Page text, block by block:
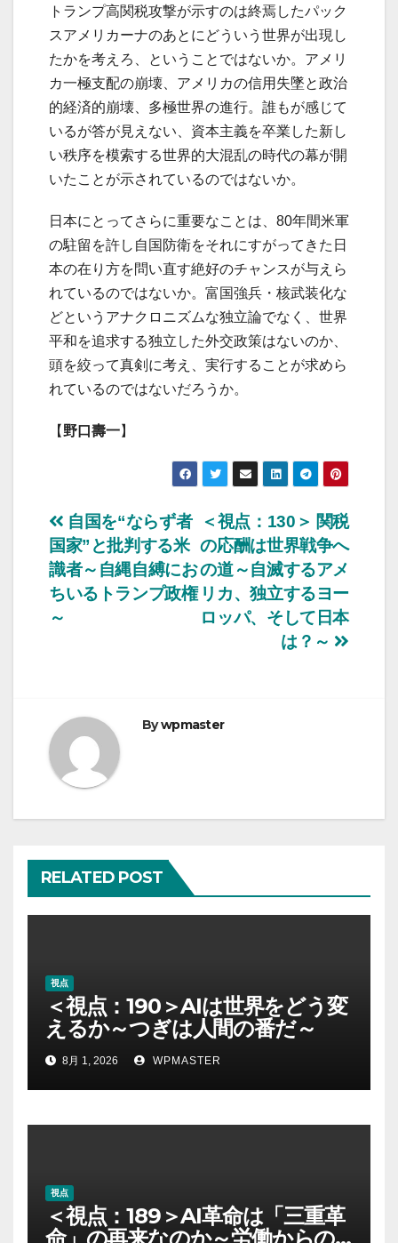
トランプ高関税攻撃が示すのは終焉したパック
スアメリカーナのあとにどういう世界が出現し
たかを考えろ、ということではないか。アメリ
カ一極支配の崩壊、アメリカの信用失墜と政治
的経済的崩壊、多極世界の進行。誰もが感じて
いるが答が見えない、資本主義を卒業した新し
い秩序を模索する世界的大混乱の時代の幕が開
いたことが示されているのではないか。
日本にとってさらに重要なことは、80年間米軍
の駐留を許し自国防衛をそれにすがってきた日
本の在り方を問い直す絶好のチャンスが与えら
れているのではないか。富国強兵・核武装化な
どというアナクロニズムな独立論でなく、世界
平和を追求する独立した外交政策はないのか、
頭を絞って真剣に考え、実行することが求めら
れているのではないだろうか。
【 野口壽一】
投
稿
ナ
ー
シ
ョ
ン
＜視点：130＞ 関税
の応酬は世界戦争へ
の道～自滅するアメ
リカ、独立するヨー
ロッパ、そして日本
は？～
自国を“ならず者
国家”と批判する米
識者～自縄自縛にお
ちいるトランプ政権
～
Bywpmaster
RELATED POST
視点
＜視点：190＞AIは世界をどう変
えるか～つぎは人間の番だ～
8月 1, 2026 WPMASTER
視点
＜視点：189＞AI革命は「三重革